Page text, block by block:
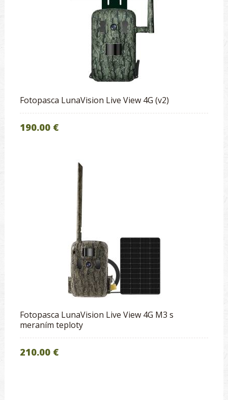
Fotopasca LunaVision Live View 4G (v2)
190.00 €
Fotopasca LunaVision Live View 4G M3 s
meraním teploty
210.00 €